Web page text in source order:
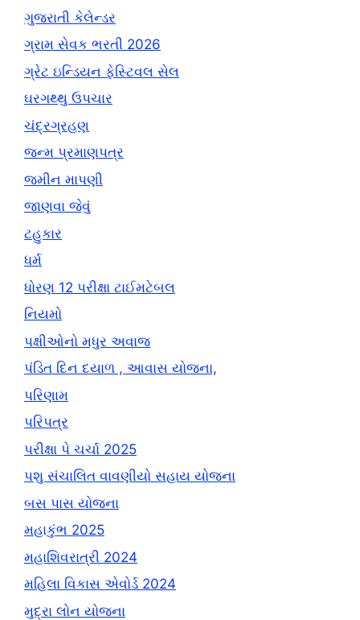
ગુજરાતી કેલેન્ડર
ગ્રામ સેવક ભરતી 2026
ગ્રેટ ઇન્ડિયન ફેસ્ટિવલ સેલ
ઘરગથ્થુ ઉપચાર
ચંદ્રગ્રહણ
જન્મ પ્રમાણપત્ર
જમીન માપણી
જાણવા જેવું
ટહુકાર
ધર્મ
ધોરણ 12 પરીક્ષા ટાઈમટેબલ
નિયમો
પક્ષીઓનો મધુર અવાજ
પંડિત દિન દયાળ , આવાસ યોજના,
પરિણામ
પરિપત્ર
પરીક્ષા પે ચર્ચા 2025
પશુ સંચાલિત વાવણીયો સહાય યોજના
બસ પાસ યોજના
મહાકુંભ 2025
મહાશિવરાત્રી 2024
મહિલા વિકાસ એવોર્ડ 2024
મુદ્રા લોન યોજના